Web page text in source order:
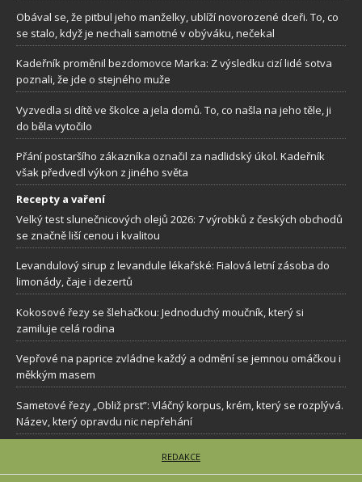
Obával se, že pitbul jeho manželky, ublíží novorozené dceři. To, co
se stalo, když je nechali samotné v obýváku, nečekal
Kadeřník proměnil bezdomovce Marka: Z výsledku cizí lidé sotva
poznali, že jde o stejného muže
Vyzvedla si dítě ve školce a jela domů. To, co našla na jeho těle, ji
do běla vytočilo
Přání postaršího zákazníka označil za nadlidský úkol. Kadeřník
však předvedl výkon z jiného světa
Recepty a vaření
Velký test slunečnicových olejů 2026: 7 výrobků z českých obchodů
se značně liší cenou i kvalitou
Levandulový sirup z levandule lékařské: Fialová letní zásoba do
limonády, čaje i dezertů
Kokosové řezy se šlehačkou: Jednoduchý moučník, který si
zamiluje celá rodina
Vepřové na paprice zvládne každý a odmění se jemnou omáčkou i
měkkým masem
Sametové řezy „Obliž prst”: Vláčný korpus, krém, který se rozplývá.
Název, který opravdu nic nepřehání
REDAKCE